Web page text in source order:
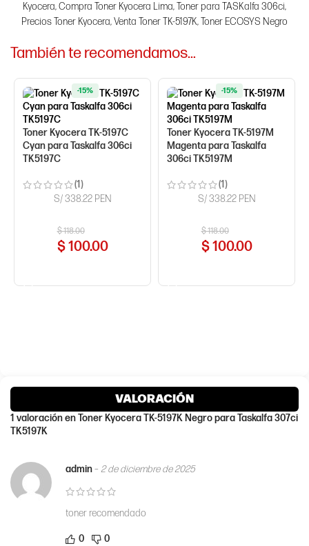
Kyocera, Compra Toner Kyocera Lima, Toner para TASKalfa 306ci,
Precios Toner Kyocera, Venta Toner TK-5197K, Toner ECOSYS Negro
También te recomendamos…
Toner Kyocera TK-5197C
Cyan para Taskalfa 306ci
TK5197C
(1)
$118.00
$100.00
-15%
S/ 338.22 PEN
Toner Kyocera TK-5197M
Magenta para Taskalfa
306ci TK5197M
(1)
$118.00
$100.00
-15%
S/ 338.22 PEN
VALORACIÓN
1 valoración enToner Kyocera TK-5197K Negro para Taskalfa 307ci
TK5197K
admin– 2 de diciembre de 2025
toner recomendado
0 0